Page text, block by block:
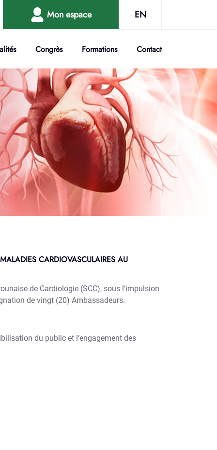
Mon espace EN
Congrès Formations Contact
CARDIOVASCULAIRES AU
de Cardiologie (SCC), sous l’impulsion
de vingt (20) Ambassadeurs.
du public et l’engagement des